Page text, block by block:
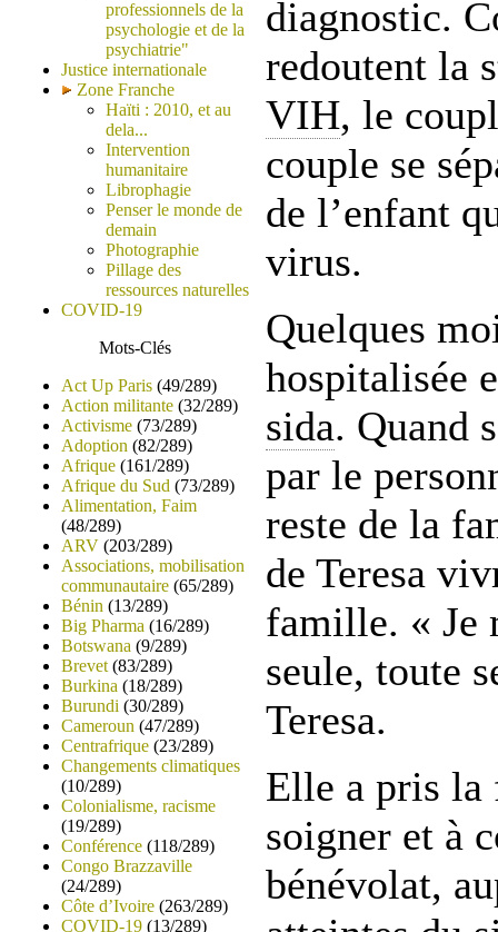
professionnels de la
psychologie et de la
psychiatrie"
Justice internationale
Zone Franche
Haïti : 2010, et au
dela...
Intervention
humanitaire
Librophagie
Penser le monde de
demain
Photographie
Pillage des
ressources naturelles
COVID-19
Mots-Clés
Act Up Paris (49/289)
Action militante (32/289)
Activisme (73/289)
Adoption (82/289)
Afrique (161/289)
Afrique du Sud (73/289)
Alimentation, Faim
(48/289)
ARV (203/289)
Associations, mobilisation
communautaire (65/289)
Bénin (13/289)
Big Pharma (16/289)
Botswana (9/289)
Brevet (83/289)
Burkina (18/289)
Burundi (30/289)
Cameroun (47/289)
Centrafrique (23/289)
Changements climatiques
(10/289)
Colonialisme, racisme
(19/289)
Conférence (118/289)
Congo Brazzaville
(24/289)
Côte d’Ivoire (263/289)
COVID-19 (13/289)
diagnostic.
redoutent la
VIH, le
couple se
de l’enfant
virus.
Quelques
hospitalisée
sida. Quand
par le
reste de la
de Teresa
famille. « Je
seule, toute
Teresa.
Elle a pris la
soigner et à
bénévolat,